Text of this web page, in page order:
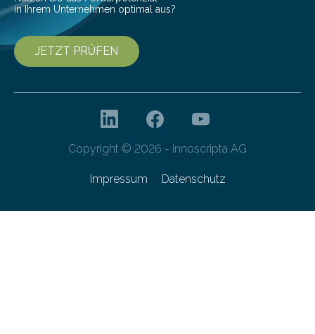
in Ihrem Unternehmen optimal aus?
JETZT PRÜFEN
Copyright © 2026 - innoscripta AG
Impressum Datenschutz